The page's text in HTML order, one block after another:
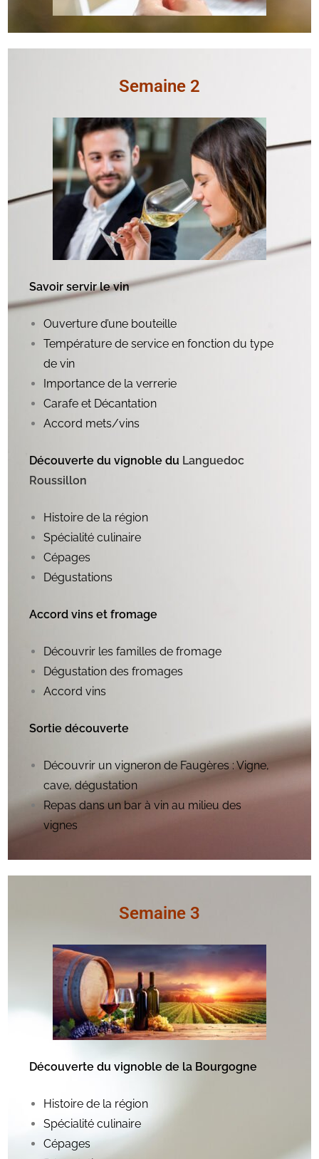
Semaine 2
Savoir servir le vin
Ouverture d’une bouteille
Température de service en fonction du type
de vin
Importance de la verrerie
Carafe et Décantation
Accord mets/vins
Découverte du vignoble du Languedoc
Roussillon
Histoire de la région
Spécialité culinaire
Cépages
Dégustations
Accord vins et fromage
Découvrir les familles de fromage
Dégustation des fromages
Accord vins
Sortie découverte
Découvrir un vigneron de Faugères : Vigne,
cave, dégustation
Repas dans un bar à vin au milieu des
vignes
Semaine 3
Découverte du vignoble de la Bourgogne
Histoire de la région
Spécialité culinaire
Cépages